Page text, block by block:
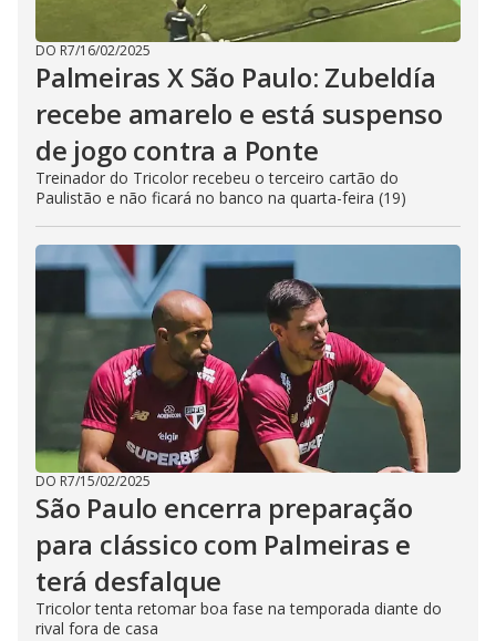
DO R7/16/02/2025
Palmeiras X São Paulo: Zubeldía
recebe amarelo e está suspenso
de jogo contra a Ponte
Treinador do Tricolor recebeu o terceiro cartão do
Paulistão e não ficará no banco na quarta-feira (19)
DO R7/15/02/2025
São Paulo encerra preparação
para clássico com Palmeiras e
terá desfalque
Tricolor tenta retomar boa fase na temporada diante do
rival fora de casa